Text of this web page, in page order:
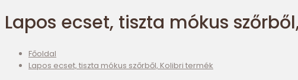
Lapos ecset, tiszta mókus
Főoldal
Lapos ecset, tiszta mókus szőrből, Kolibri termék